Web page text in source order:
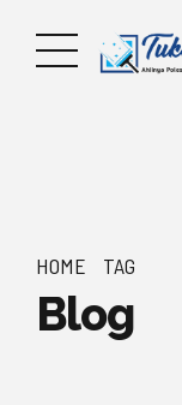
HOME TAG
Blog